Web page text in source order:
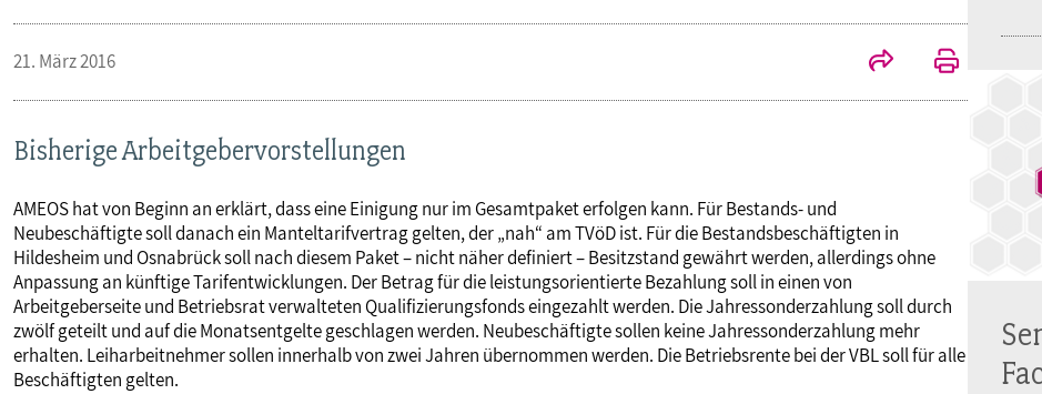
21. März 2016
Bisherige Arbeitgebervorstellungen
AMEOS hat von Beginn an erklärt, dass eine Einigung nur im Gesamtpaket erfolgen kann. Für Bestands- und
Neubeschäftigte soll danach ein Manteltarifvertrag gelten, der „nah“ am TVöD ist. Für die Bestandsbeschäftigten in
Hildesheim und Osnabrück soll nach diesem Paket – nicht näher definiert – Besitzstand gewährt werden, allerdings ohne
Anpassung an künftige Tarifentwicklungen. Der Betrag für die leistungsorientierte Bezahlung soll in einen von
Arbeitgeberseite und Betriebsrat verwalteten Qualifizierungsfonds eingezahlt werden. Die Jahressonderzahlung soll durch
zwölf geteilt und auf die Monatsentgelte geschlagen werden. Neubeschäftigte sollen keine Jahressonderzahlung mehr
erhalten. Leiharbeitnehmer sollen innerhalb von zwei Jahren übernommen werden. Die Betriebsrente bei der VBL soll für alle
Beschäftigten gelten.